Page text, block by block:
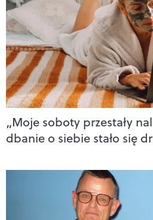
„Moje soboty przestały
dbanie o siebie stało się